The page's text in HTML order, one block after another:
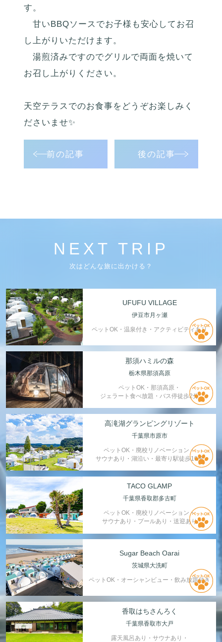
す。
甘いBBQソースでお子様も安心してお召
し上がりいただけます。
湯煎済みですのでグリルで両面を焼いて
お召し上がりください。
天空テラスでのお食事をどうぞお楽しみく
ださいませ✨️
前の記事 後の記事
NEXT TRIP
次はどんな旅に出かける？
UFUFU VILLAGE
伊豆市月ヶ瀬
ペットOK・温泉付き・アクティビティあり
那須ハミルの森
栃木県那須高原
ペットOK・那須高原・
ジェラート食べ放題・バス停徒歩2分
高滝湖グランピングリゾート
千葉県市原市
ペットOK・廃校リノベーション・
サウナあり・湖沿い・最寄り駅徒歩10分
TACO GLAMP
千葉県香取郡多古町
ペットOK・廃校リノベーション・
サウナあり・プールあり・送迎あり
Sugar Beach Oarai
茨城県大洗町
ペットOK・オーシャンビュー・飲み放題付き
香取はちさんろく
千葉県香取市大戸
露天風呂あり・サウナあり・